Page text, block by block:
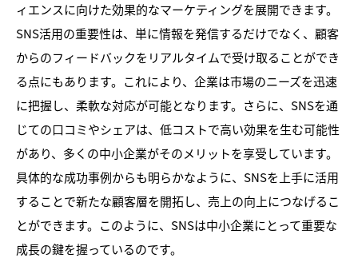
ィエンスに向けた効果的なマーケティングを展開できます。
SNS活用の重要性は、単に情報を発信するだけでなく、顧客
からのフィードバックをリアルタイムで受け取ることができ
る点にもあります。これにより、企業は市場のニーズを迅速
に把握し、柔軟な対応が可能となります。さらに、SNSを通
じての口コミやシェアは、低コストで高い効果を生む可能性
があり、多くの中小企業がそのメリットを享受しています。
具体的な成功事例からも明らかなように、SNSを上手に活用
することで新たな顧客層を開拓し、売上の向上につなげるこ
とができます。このように、SNSは中小企業にとって重要な
成長の鍵を握っているのです。